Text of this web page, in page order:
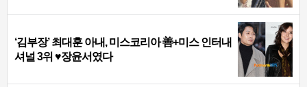
‘김부장’ 최대훈 아내, 미스코리아 善+미스 인터내
셔널 3위 ♥장윤서였다